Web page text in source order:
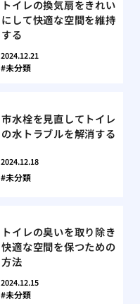
トイレの換気扇をきれい
にして快適な空間を維持
する
2024.12.21
未分類
市水栓を見直してトイレ
の水トラブルを解消する
2024.12.18
未分類
トイレの臭いを取り除き
快適な空間を保つための
方法
2024.12.15
未分類